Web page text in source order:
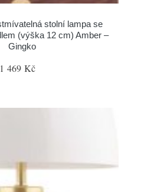
stolní lampa se
(výška 12 cm) Amber –
Gingko
1 469 Kč